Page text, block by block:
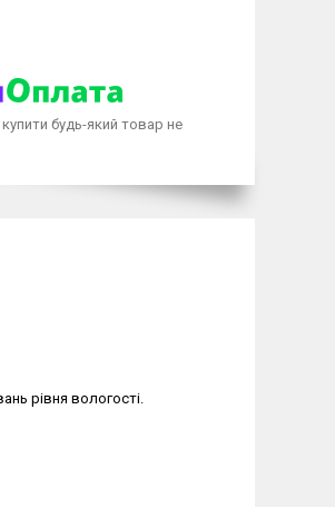
будь-який товар не
рівня вологості.